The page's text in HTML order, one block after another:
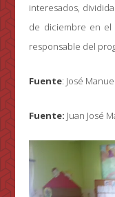
interesados,
de diciembre en el
responsable del
Fuente: José
Fuente: Juan José